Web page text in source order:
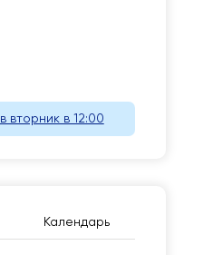
в вторник в 12:00
Календарь